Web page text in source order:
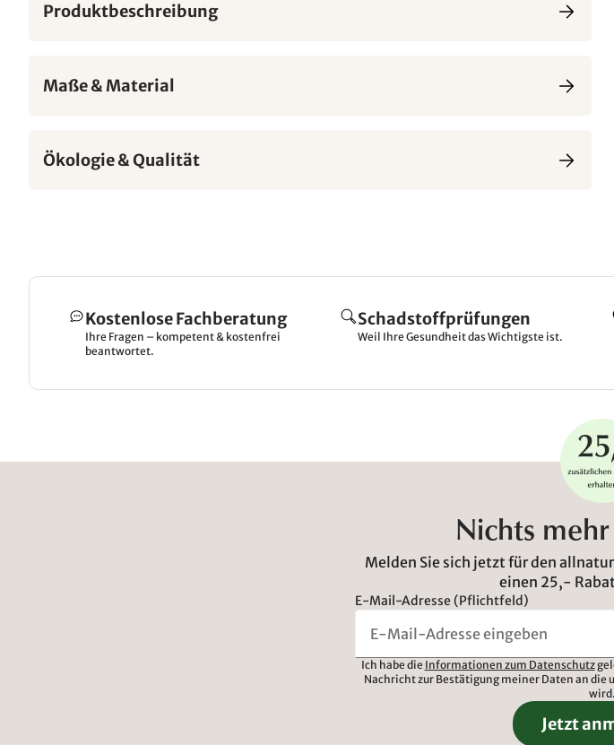
Produktbeschreibung
Maße & Material
Ökologie & Qualität
Kostenlose Fachberatung
Ihre Fragen – kompetent & kostenfrei
beantwortet.
Schadstoffprüfungen
Weil Ihre Gesundheit das Wichtigste ist.
Nichts mehr
Melden Sie sich jetzt für den
einen 25,-
E-Mail-Adresse (Pflichtfeld)
Ich habe die Informationen zum Datenschutz
Nachricht zur Bestätigung meiner Daten an
wird.
Jetzt